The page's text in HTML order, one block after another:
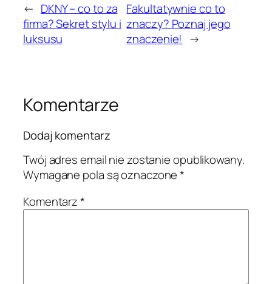
← DKNY – co to za
firma? Sekret stylu i
luksusu
Fakultatywnie co to
znaczy? Poznaj jego
znaczenie! →
Komentarze
Dodaj komentarz
Twój adres email nie zostanie opublikowany.
Wymagane pola są oznaczone*
Komentarz*